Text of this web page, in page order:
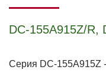
DC-155A915Z/R,
Серия DC-155A915Z